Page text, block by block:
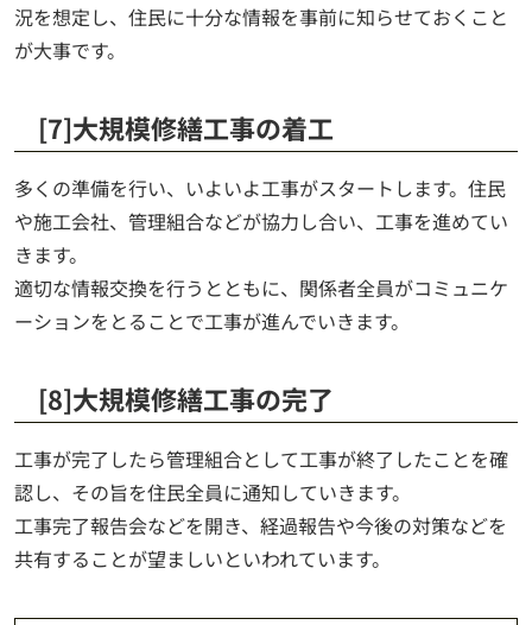
況を想定し、住民に十分な情報を事前に知らせておくこと
が大事です。
[7]大規模修繕工事の着工
多くの準備を行い、いよいよ工事がスタートします。住民
や施工会社、管理組合などが協力し合い、工事を進めてい
きます。
適切な情報交換を行うとともに、関係者全員がコミュニケ
ーションをとることで工事が進んでいきます。
[8]大規模修繕工事の完了
工事が完了したら管理組合として工事が終了したことを確
認し、その旨を住民全員に通知していきます。
工事完了報告会などを開き、経過報告や今後の対策などを
共有することが望ましいといわれています。